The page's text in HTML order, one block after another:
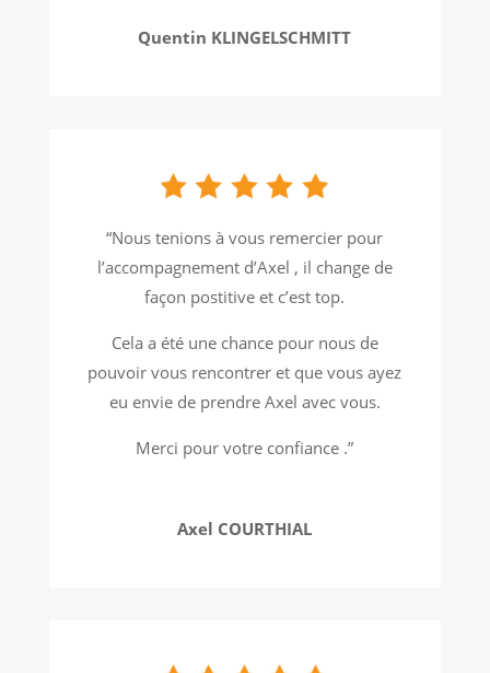
Quentin KLINGELSCHMITT
“Nous tenions à vous remercier pour
l’accompagnement d’Axel , il change de
façon postitive et c’est top.
Cela a été une chance pour nous de
pouvoir vous rencontrer et que vous ayez
eu envie de prendre Axel avec vous.
Merci pour votre confiance .”
Axel COURTHIAL